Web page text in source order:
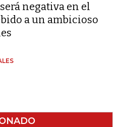
negativa en el
a un ambicioso